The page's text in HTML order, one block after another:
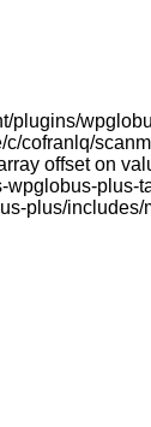
plugins/
cofranlq/
offset on
plus-
plus/